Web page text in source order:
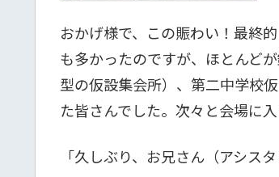
おかげ様で、この賑わい！最終
も多かったのですが、ほとんど
型の仮設集会所）、第二中学校
た皆さんでした。次々と会場に
「久しぶり、お兄さん（アシス